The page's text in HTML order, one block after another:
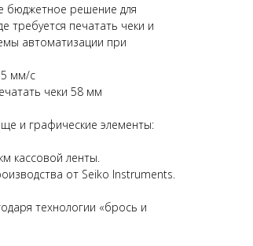
бюджетное решение для
требуется печатать чеки и
автоматизации при
мм/с
чеки 58 мм
и графические элементы:
кассовой ленты.
от Seiko Instruments.
технологии «брось и